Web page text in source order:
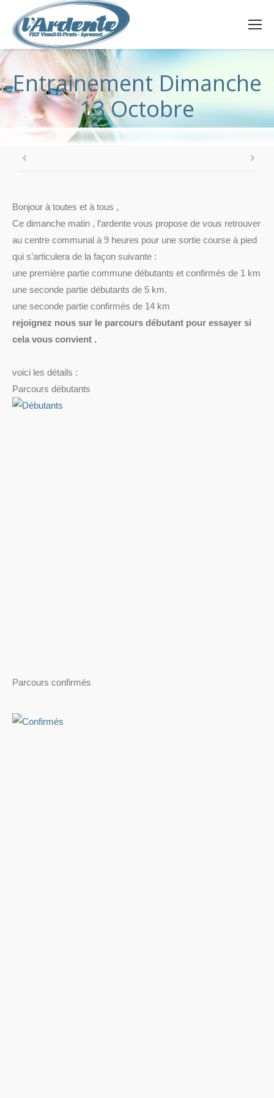
Entrainement Dimanche
13 Octobre
Bonjour à toutes et à tous ,
Ce dimanche matin , l’ardente vous propose de vous retrouver
au centre communal à 9 heures pour une sortie course à pied
qui s’articulera de la façon suivante :
une première partie commune débutants et confirmés de 1 km
une seconde partie débutants de 5 km.
une seconde partie confirmés de 14 km
rejoignez nous sur le parcours débutant pour essayer si
cela vous convient .
voici les détails :
Parcours débutants
Parcours confirmés